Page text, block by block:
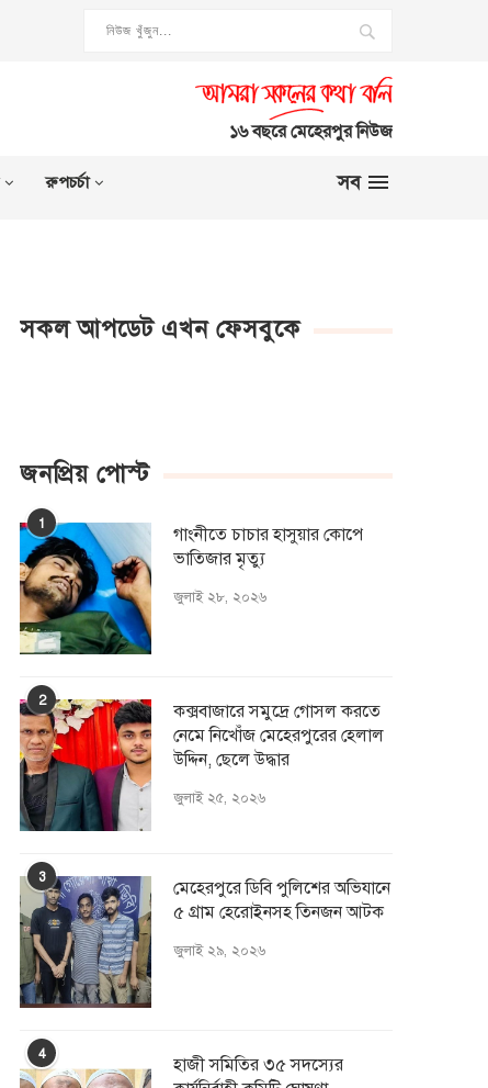
১৬ বছরে মেহেরপুর নিউজ
রুপচর্চা সব
সকল আপডেট এখন ফেসবুকে
জনপ্রিয় পোস্ট
1
গাংনীতে চাচার হাসুয়ার কােপে
ভাতিজার মৃত্যু
জুলাই ২৮, ২০২৬
2
কক্সবাজারে সমুদ্রে গোসল করতে
নেমে নিখোঁজ মেহেরপুরের হেলাল
উদ্দিন, ছেলে উদ্ধার
জুলাই ২৫, ২০২৬
3
মেহেরপুরে ডিবি পুলিশের অভিযানে
৫ গ্রাম হেরোইনসহ তিনজন আটক
জুলাই ২৯, ২০২৬
4
হাজী সমিতির ৩৫ সদস্যের